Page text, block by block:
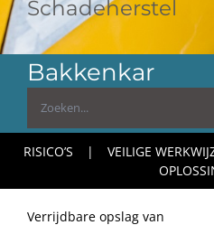
Schadeherstel
Bakkenkar
naar:
RISICO’S VEILIGE
Verrijdbare opslag van